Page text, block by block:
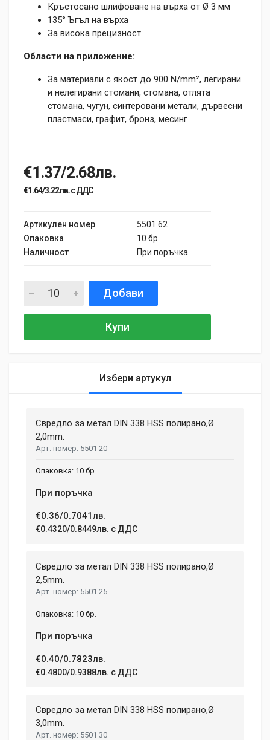
Кръстосано шлифоване на върха от Ø 3 мм
135° Ъгъл на върха
За висока прецизност
Области на приложение:
За материали с якост до 900 N/mm², легирани
и нелегирани стомани, стомана, отлята
стомана, чугун, синтеровани метали, дървесни
пластмаси, графит, бронз, месинг
€1.37/2.68лв.
€1.64/3.22лв. с ДДС
Артикулен номер
5501 62
Опаковка
10 бр.
Наличност
При поръчка
Добави
Купи
Избери артукул
MATERIAL
Aluminium, Plastic
ENGINE TYPE
BATTERY TYPE
CHARGE TIME
Dimensions
207 mm
Phasellus id mattis nulla. Mauris velit nisi, imperdiet vitae
lacus, at porttitor dui iaculis id. Curabitur imperdiet ultrices
Adam Taylor
12 April, 2018
Aenean non lorem nisl. Duis tempor sollicitudin orci, eget
tincidunt ex semper sit amet. Nullam neque justo, sodales
congue feugiat ac, facilisis a augue. Donec tempor sapien et
mollis, volutpat tellus vitae, accumsan ligula.
Helena Garcia
2 January, 2018
hendrerit eros laoreet suscipit ultrices.
Свредло за метал DIN 338 HSS полирано,Ø
2,0mm.
5501 20
10 бр.
При поръчка
€0.36/0.7041лв.
€0.4320/0.8449лв. с ДДС
Свредло за метал DIN 338 HSS полирано,Ø
2,5mm.
5501 25
10 бр.
При поръчка
€0.40/0.7823лв.
€0.4800/0.9388лв. с ДДС
Свредло за метал DIN 338 HSS полирано,Ø
3,0mm.
5501 30